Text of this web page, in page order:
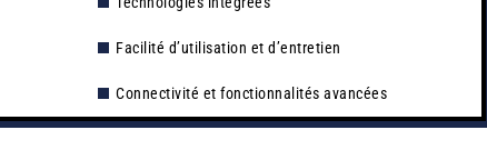
Facilité d’utilisation et d’entretien
Connectivité et fonctionnalités avancées